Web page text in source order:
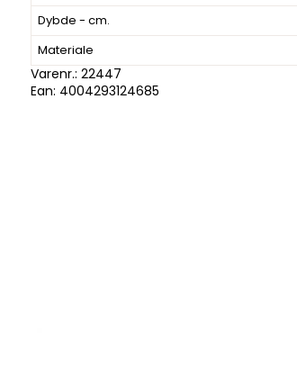
Dybde - cm.
Materiale
Varenr.: 22447
Ean: 4004293124685